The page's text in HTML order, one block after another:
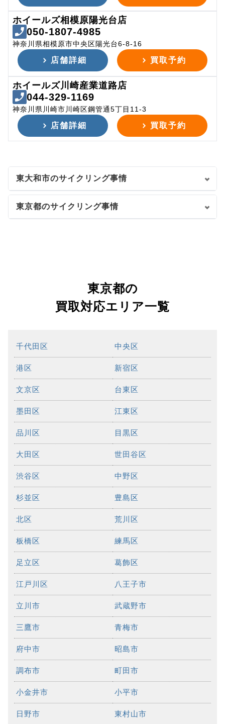
ホイールズ相模原陽光台店
050-1807-4985
神奈川県相模原市中央区陽光台6-8-16
店舗詳細 買取予約
ホイールズ川崎産業道路店
044-329-1169
神奈川県川崎市川崎区鋼管通5丁目11-3
店舗詳細 買取予約
東大和市のサイクリング事情
東京都のサイクリング事情
東京都の
買取対応エリア一覧
千代田区 中央区
港区 新宿区
文京区 台東区
墨田区 江東区
品川区 目黒区
大田区 世田谷区
渋谷区 中野区
杉並区 豊島区
北区 荒川区
板橋区 練馬区
足立区 葛飾区
江戸川区 八王子市
立川市 武蔵野市
三鷹市 青梅市
府中市 昭島市
調布市 町田市
小金井市 小平市
日野市 東村山市